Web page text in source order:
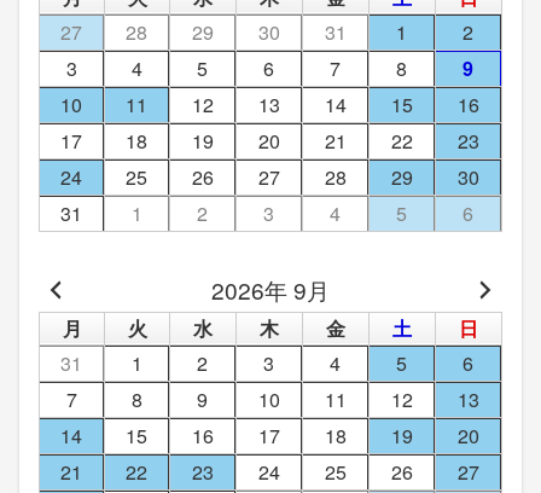
27
28 29 30 31 1
2
3
4 5 6 7 8
9
10
11 12 13 14 15
16
17
18 19 20 21 22
23
24
25 26 27 28 29
30
31
1 2 3 4 5 6
2026年 9月
月 火 水 木 金 土
日
31
1 2 3 4 5
6
7
8 9 10 11 12
13
14
15 16 17 18 19
20
21
22 23 24 25 26
27